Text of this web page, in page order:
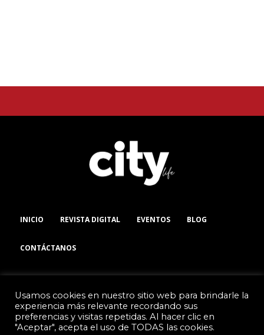
INICIO REVISTA DIGITAL EVENTOS BLOG
CONTÁCTANOS
TODOS LOS DERECHOS RESERVADOS
Usamos cookies en nuestro sitio web para brindarle la
experiencia más relevante recordando sus
preferencias y visitas repetidas. Al hacer clic en
"Aceptar", acepta el uso de TODAS las cookies.